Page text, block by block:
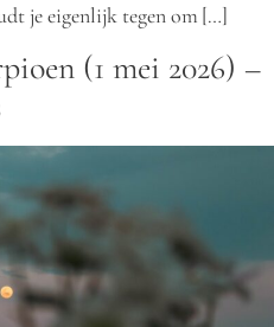
je eigenlijk tegen om […]
(1 mei 2026) –